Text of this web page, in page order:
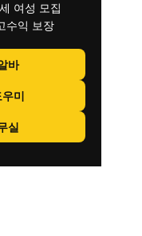
여성 모집
수익 보장
바
미
실